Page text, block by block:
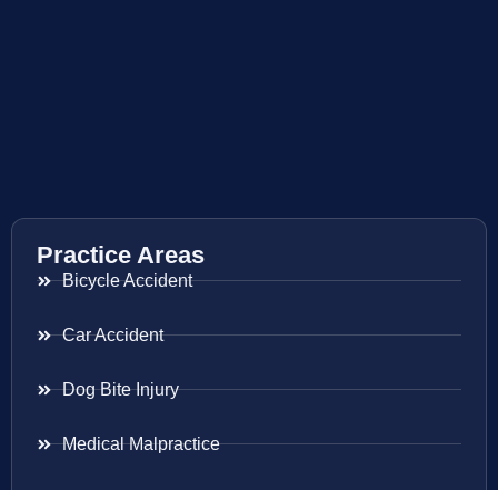
Practice Areas
Bicycle Accident
Car Accident
Dog Bite Injury
Medical Malpractice